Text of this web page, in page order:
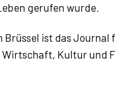
gerufen wurde.
Brüssel ist das Journal
Kultur und